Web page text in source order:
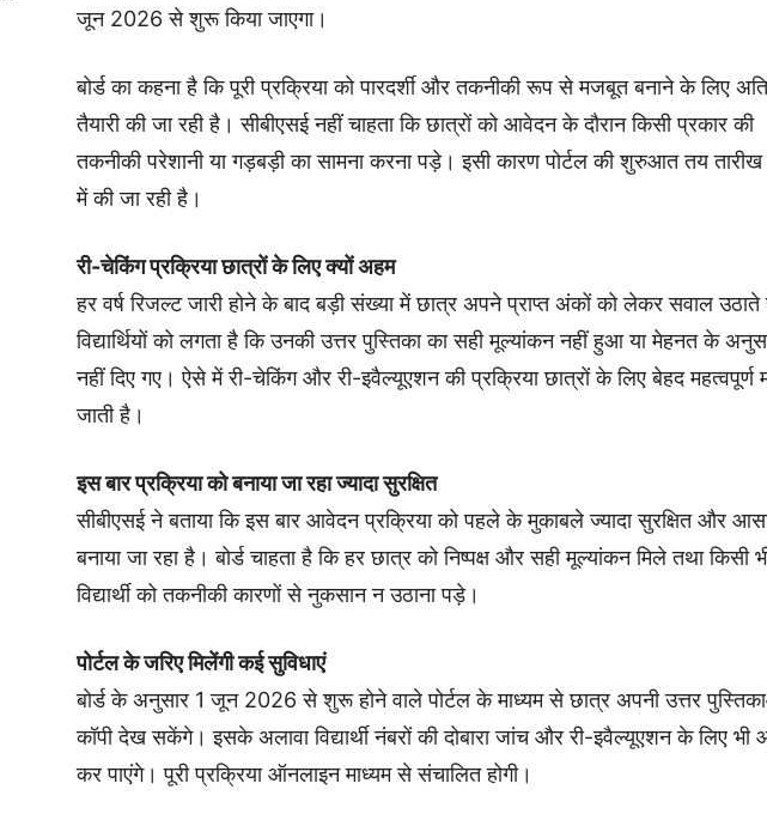
जून 2026 से शुरू किया जाएगा।
बोर्ड का कहना है कि पूरी प्रक्रिया को पारदर्शी और तकनीकी रूप से मजबूत बनाने के लिए
तैयारी की जा रही है। सीबीएसई नहीं चाहता कि छात्रों को आवेदन के दौरान किसी प्रकार की
तकनीकी परेशानी या गड़बड़ी का सामना करना पड़े। इसी कारण पोर्टल की शुरुआत तय
में की जा रही है।
री-चेकिंग प्रक्रिया छात्रों के लिए क्यों अहम
हर वर्ष रिजल्ट जारी होने के बाद बड़ी संख्या में छात्र अपने प्राप्त अंकों को लेकर सवाल
विद्यार्थियों को लगता है कि उनकी उत्तर पुस्तिका का सही मूल्यांकन नहीं हुआ या मेहनत के
नहीं दिए गए। ऐसे में री-चेकिंग और री-इवैल्यूएशन की प्रक्रिया छात्रों के लिए बेहद महत्वपूर्ण
जाती है।
इस बार प्रक्रिया को बनाया जा रहा ज्यादा सुरक्षित
सीबीएसई ने बताया कि इस बार आवेदन प्रक्रिया को पहले के मुकाबले ज्यादा सुरक्षित और
बनाया जा रहा है। बोर्ड चाहता है कि हर छात्र को निष्पक्ष और सही मूल्यांकन मिले तथा किसी
विद्यार्थी को तकनीकी कारणों से नुकसान न उठाना पड़े।
पोर्टल के जरिए मिलेंगी कई सुविधाएं
बोर्ड के अनुसार 1 जून 2026 से शुरू होने वाले पोर्टल के माध्यम से छात्र अपनी उत्तर
कॉपी देख सकेंगे। इसके अलावा विद्यार्थी नंबरों की दोबारा जांच और री-इवैल्यूएशन के लिए भी
कर पाएंगे। पूरी प्रक्रिया ऑनलाइन माध्यम से संचालित होगी।